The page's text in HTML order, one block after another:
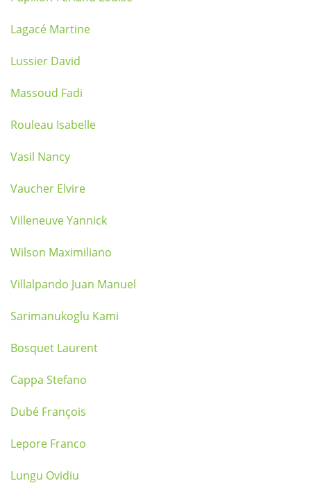
Lagacé Martine
Lussier David
Massoud Fadi
Rouleau Isabelle
Vasil Nancy
Vaucher Elvire
Villeneuve Yannick
Wilson Maximiliano
Villalpando Juan Manuel
Sarimanukoglu Kami
Bosquet Laurent
Cappa Stefano
Dubé François
Lepore Franco
Lungu Ovidiu